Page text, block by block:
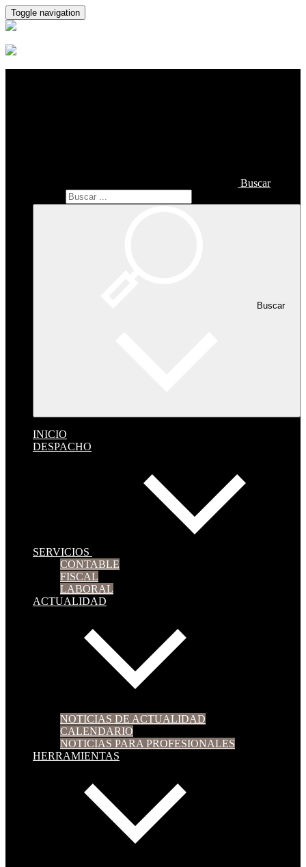
Toggle navigation
Buscar
Buscar
INICIO
DESPACHO
SERVICIOS
CONTABLE
FISCAL
LABORAL
ACTUALIDAD
NOTICIAS DE ACTUALIDAD
CALENDARIO
NOTICIAS PARA PROFESIONALES
HERRAMIENTAS